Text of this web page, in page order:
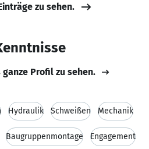
zu sehen.
Profil zu sehen.
Hydraulik Schweißen Mechanik
Baugruppenmontage Engagement